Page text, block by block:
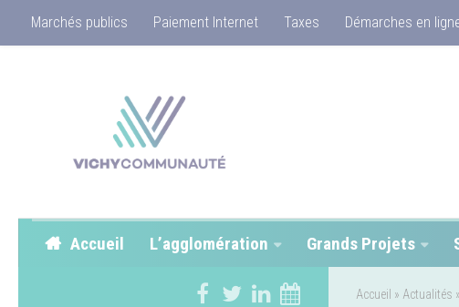
Marchés publics Paiement Internet Taxes Démarches en
Accueil L’agglomération Grands Projets
Accueil » Actualités »